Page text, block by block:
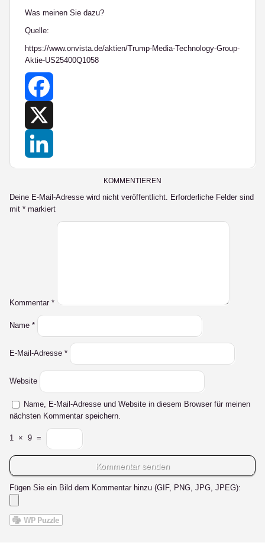
Was meinen Sie dazu?
Quelle:
https://www.onvista.de/aktien/Trump-Media-Technology-Group-
Aktie-US25400Q1058
Facebook
KOMMENTIEREN
Deine E-Mail-Adresse wird nicht veröffentlicht. Erforderliche Felder sind
mit * markiert
Kommentar *
Name *
E-Mail-Adresse *
Website
Name, E-Mail-Adresse und Website in diesem Browser für meinen
nächsten Kommentar speichern.
1 × 9 =
Fügen Sie ein Bild dem Kommentar hinzu (GIF, PNG, JPG, JPEG):